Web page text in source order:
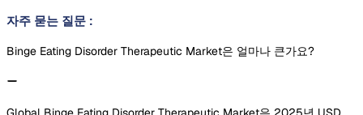
자주 묻는 질문 :
Binge Eating Disorder Therapeutic Market은 얼마나 큰가요?